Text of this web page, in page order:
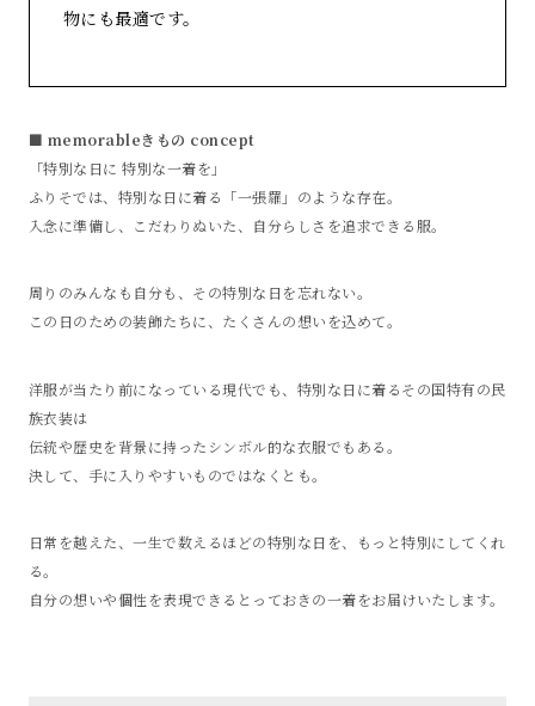
物にも最適です。
■ memorableきもの concept
「特別な日に 特別な一着を」
ふりそでは、特別な日に着る「一張羅」のような存在。
入念に準備し、こだわりぬいた、自分らしさを追求できる服。
周りのみんなも自分も、その特別な日を忘れない。
この日のための装飾たちに、たくさんの想いを込めて。
洋服が当たり前になっている現代でも、特別な日に着るその国特有の民
族衣装は
伝統や歴史を背景に持ったシンボル的な衣服でもある。
決して、手に入りやすいものではなくとも。
日常を越えた、一生で数えるほどの特別な日を、もっと特別にしてくれ
る。
自分の想いや個性を表現できるとっておきの一着をお届けいたします。